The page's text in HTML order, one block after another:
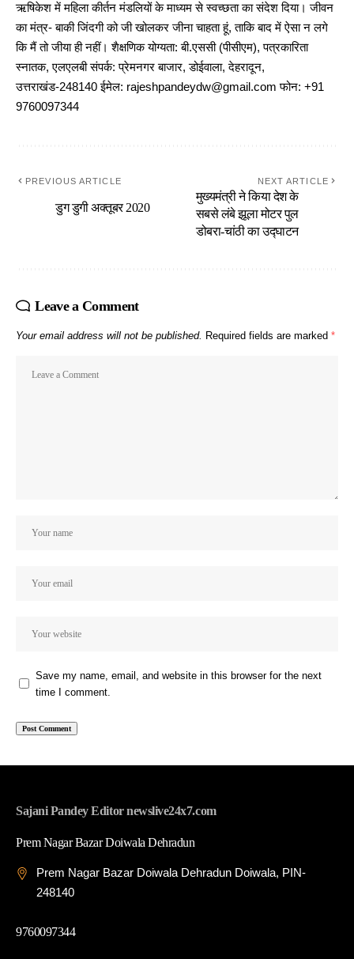
ऋषिकेश में महिला कीर्तन मंडलियों के माध्यम से स्वच्छता का संदेश दिया। जीवन
का मंत्र- बाकी जिंदगी को जी खोलकर जीना चाहता हूं, ताकि बाद में ऐसा न लगे
कि मैं तो जीया ही नहीं। शैक्षणिक योग्यता: बी.एससी (पीसीएम), पत्रकारिता
स्नातक, एलएलबी संपर्क: प्रेमनगर बाजार, डोईवाला, देहरादून,
उत्तराखंड-248140 ईमेल: rajeshpandeydw@gmail.com फोन: +91
9760097344
PREVIOUS ARTICLE
डुग डुगी अक्तूबर 2020
NEXT ARTICLE
मुख्यमंत्री ने किया देश के
सबसे लंबे झूला मोटर पुल
डोबरा-चांठी का उद्घाटन
Leave a Comment
Your email address will not be published. Required fields are marked *
Save my name, email, and website in this browser for the next
time I comment.
Sajani Pandey Editor newslive24x7.com
Prem Nagar Bazar Doiwala Dehradun
Prem Nagar Bazar Doiwala Dehradun Doiwala, PIN-
248140
9760097344